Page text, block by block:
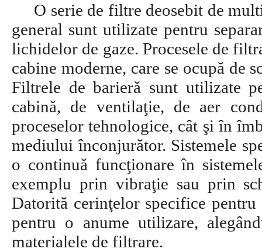
O serie de filtre deosebit de
general sunt utilizate pentru
lichidelor de gaze. Procesele de
cabine moderne, care se ocupă de
Filtrele de barieră sunt utilizate
cabină, de ventilaţie, de aer
proceselor tehnologice, cât şi în
mediului înconjurător. Sistemele
o continuă funcţionare în
exemplu prin vibraţie sau prin
Datorită cerinţelor specifice
pentru o anume utilizare,
materialele de filtrare.